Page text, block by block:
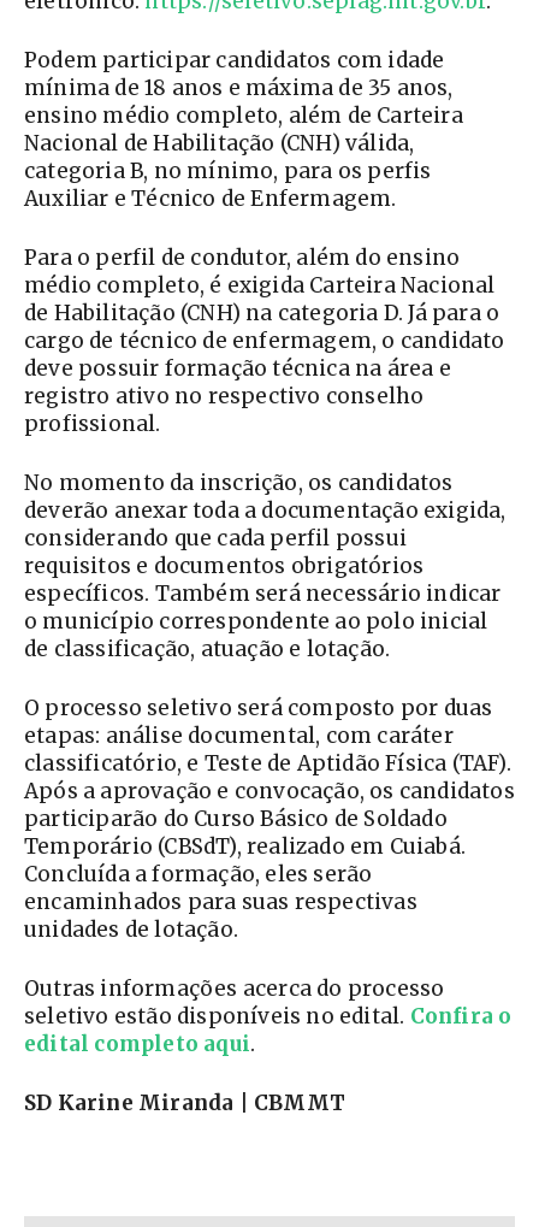
Podem participar candidatos com idade
mínima de 18 anos e máxima de 35 anos,
ensino médio completo, além de Carteira
Nacional de Habilitação (CNH) válida,
categoria B, no mínimo, para os perfis
Auxiliar e Técnico de Enfermagem.
Para o perfil de condutor, além do ensino
médio completo, é exigida Carteira Nacional
de Habilitação (CNH) na categoria D. Já para o
cargo de técnico de enfermagem, o candidato
deve possuir formação técnica na área e
registro ativo no respectivo conselho
profissional.
No momento da inscrição, os candidatos
deverão anexar toda a documentação exigida,
considerando que cada perfil possui
requisitos e documentos obrigatórios
específicos. Também será necessário indicar
o município correspondente ao polo inicial
de classificação, atuação e lotação.
O processo seletivo será composto por duas
etapas: análise documental, com caráter
classificatório, e Teste de Aptidão Física (TAF).
Após a aprovação e convocação, os candidatos
participarão do Curso Básico de Soldado
Temporário (CBSdT), realizado em Cuiabá.
Concluída a formação, eles serão
encaminhados para suas respectivas
unidades de lotação.
Outras informações acerca do processo
seletivo estão disponíveis no edital. Confira o
edital completo aqui.
SD Karine Miranda | CBMMT